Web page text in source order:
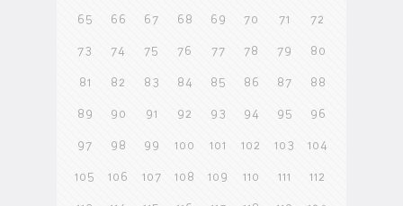
65 66 67 68 69 70 71 72
73 74 75 76 77 78 79 80
81 82 83 84 85 86 87 88
89 90 91 92 93 94 95 96
97 98 99 100 101 102 103 104
105 106 107 108 109 110 111 112